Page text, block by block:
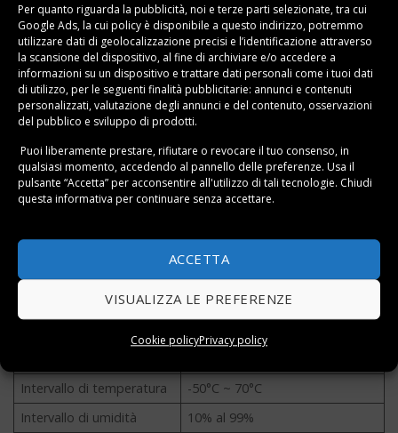
Per quanto riguarda la pubblicità, noi e terze parti selezionate, tra cui
Google Ads, la cui policy è disponibile a questo indirizzo, potremmo
utilizzare dati di geolocalizzazione precisi e l’identificazione attraverso
la scansione del dispositivo, al fine di archiviare e/o accedere a
informazioni su un dispositivo e trattare dati personali come i tuoi dati
di utilizzo, per le seguenti finalità pubblicitarie: annunci e contenuti
personalizzati, valutazione degli annunci e del contenuto, osservazioni
del pubblico e sviluppo di prodotti.
Puoi liberamente prestare, rifiutare o revocare il tuo consenso, in
qualsiasi momento, accedendo al pannello delle preferenze. Usa il
pulsante “Accetta” per acconsentire all'utilizzo di tali tecnologie. Chiudi
questa informativa per continuare senza accettare.
ACCETTA
VISUALIZZA LE PREFERENZE
Cookie policyPrivacy policy
(7143)
9.99 €
VAI ALL'OFFERTA
Scheda tecnica
Marca
ThermoPro
Bianco, Nero
Intervallo di temperatura
-50°C ~ 70°C
Intervallo di umidità
10% al 99%